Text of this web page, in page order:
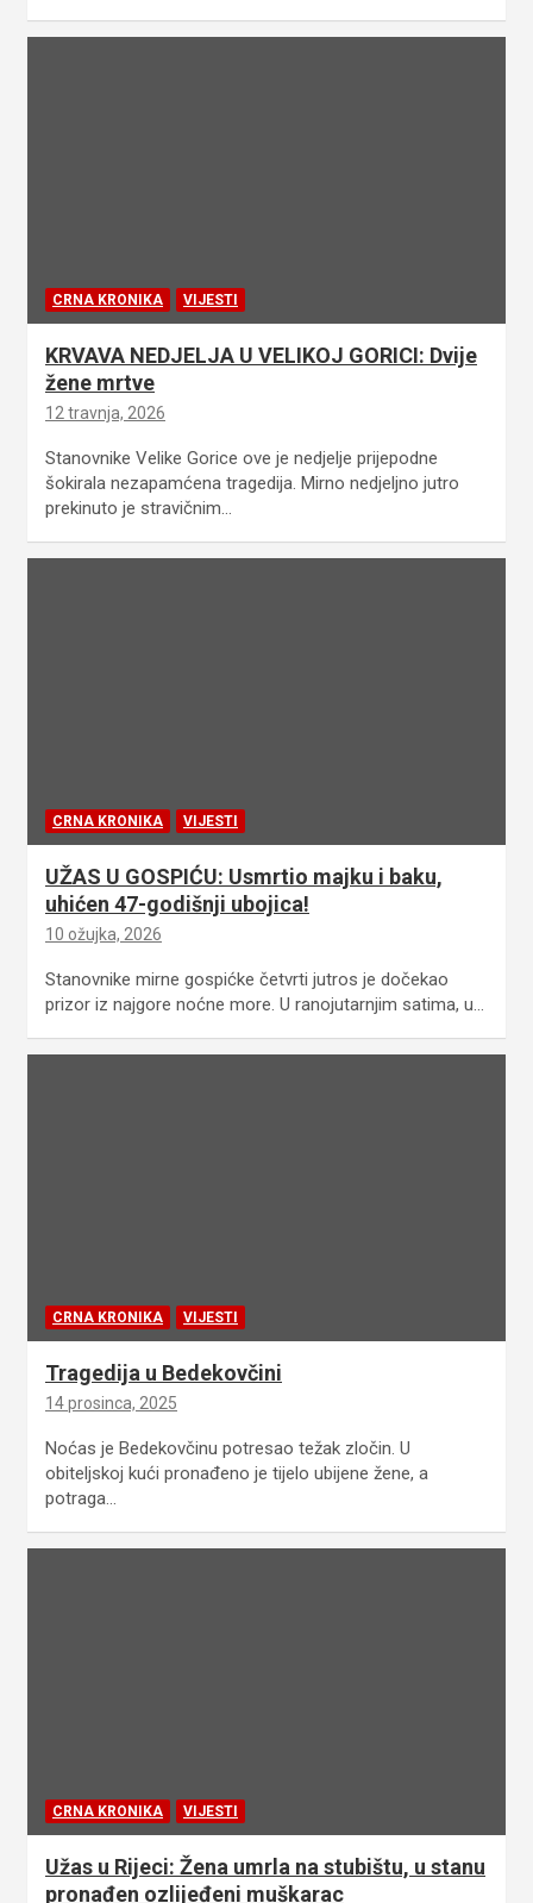
CRNA KRONIKA VIJESTI
KRVAVA NEDJELJA U VELIKOJ GORICI: Dvije
žene mrtve
12 travnja, 2026
Stanovnike Velike Gorice ove je nedjelje prijepodne
šokirala nezapamćena tragedija. Mirno nedjeljno jutro
prekinuto je stravičnim…
CRNA KRONIKA VIJESTI
UŽAS U GOSPIĆU: Usmrtio majku i baku,
uhićen 47-godišnji ubojica!
10 ožujka, 2026
Stanovnike mirne gospićke četvrti jutros je dočekao
prizor iz najgore noćne more. U ranojutarnjim satima, u…
CRNA KRONIKA VIJESTI
Tragedija u Bedekovčini
14 prosinca, 2025
Noćas je Bedekovčinu potresao težak zločin. U
obiteljskoj kući pronađeno je tijelo ubijene žene, a
potraga…
CRNA KRONIKA VIJESTI
Užas u Rijeci: Žena umrla na stubištu, u stanu
pronađen ozlijeđeni muškarac